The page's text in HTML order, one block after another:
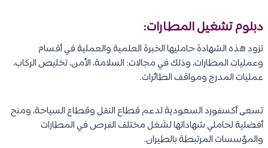
دبلوم تشغيل المطارات:
تزود هذه الشهادة حامليها الخبرة العلمية والعملية في أقسام
وعمليات المطارات، وذلك في مجالات: السلامة، الأمن، تخليص الركاب،
عمليات المدرج ومواقف الطائرات.
تسعى أكسفورد السعودية لدعم قطاع النقل وقطاع السياحة، ومنح
أفضلية لحاملي شهاداتها لشَغل مختلف الفرص في المطارات
والمؤسسات المرتبطة بالطيران.